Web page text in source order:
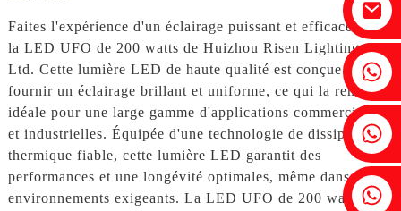
Fenia : +86 18607525299
Lierre : +86 18607522355
Tobin : +86 18818667168
Faites l'expérience d'un éclairage puissant et efficace avec
la LED UFO de 200 watts de Huizhou Risen Lighting Co.,
Ltd. Cette lumière LED de haute qualité est conçue pour
fournir un éclairage brillant et uniforme, ce qui la rend
idéale pour une large gamme d'applications commerciales
et industrielles. Équipée d'une technologie de dissipation
thermique fiable, cette lumière LED garantit des
performances et une longévité optimales, même dans des
environnements exigeants. La LED UFO de 200 watts